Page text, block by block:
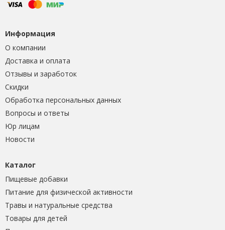
Информация
О компании
Доставка и оплата
Отзывы и заработок
Скидки
Обработка персональных данных
Вопросы и ответы
Юр лицам
Новости
Каталог
Пищевые добавки
Питание для физической активности
Травы и натуральные средства
Товары для детей